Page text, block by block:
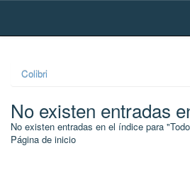
Skip
Colibri
No existen entradas
No existen entradas en el índice para
Página de inicio